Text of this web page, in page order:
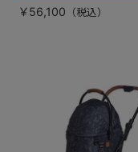
場！
￥56,100